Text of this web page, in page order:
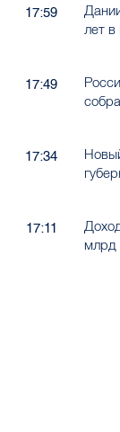
17:59
лет
17:49
17:34
17:11
млрд